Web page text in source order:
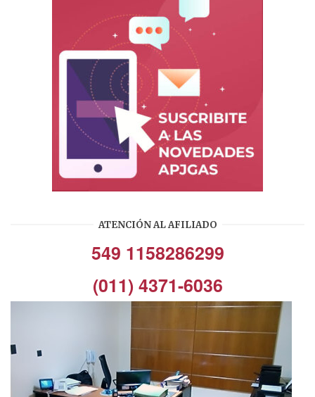
ATENCIÓN AL AFILIADO
549 1158286299
(011) 4371-6036